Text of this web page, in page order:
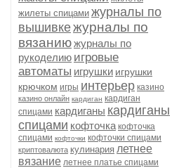
жилеты спицами журналы по
вышивкежурналы по
вязаниюжурналы по
рукоделию игровые
автоматы игрушки игрушки
крючком игры интерьер казино
казино онлайн кардиган кардиган
спицами кардиганы кардиганы
спицами кофточка кофточка
спицами кофточки кофточки спицами
криптовалюта кулинария летнее
вязание летнее платье спицами